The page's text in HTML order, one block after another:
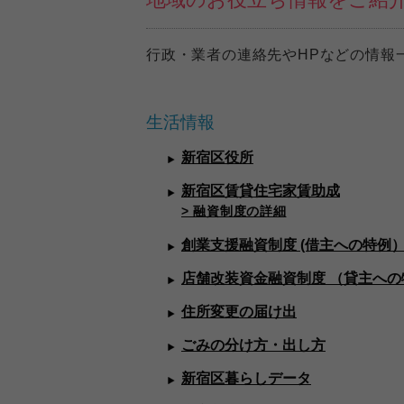
行政・業者の連絡先やHPなどの情報
生活情報
新宿区役所
新宿区賃貸住宅家賃助成
> 融資制度の詳細
創業支援融資制度 (借主への特例）
店舗改装資金融資制度 （貸主への
住所変更の届け出
ごみの分け方・出し方
新宿区暮らしデータ